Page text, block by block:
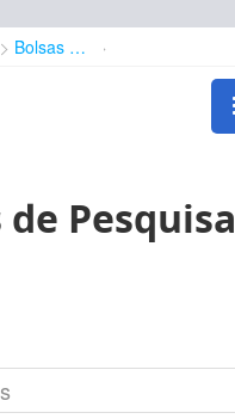
Bolsas e Auxílios Vigentes
Pesquisa